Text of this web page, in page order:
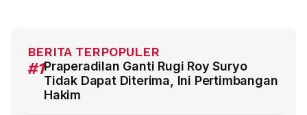
BERITA TERPOPULER
#1Praperadilan Ganti Rugi Roy Suryo
Tidak Dapat Diterima, Ini Pertimbangan
Hakim